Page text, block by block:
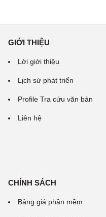
GIỚI THIỆU
Lời giới thiệu
Lịch sử phát triển
Profile Tra cứu văn bản
Liên hệ
CHÍNH SÁCH
Bảng giá phần mềm